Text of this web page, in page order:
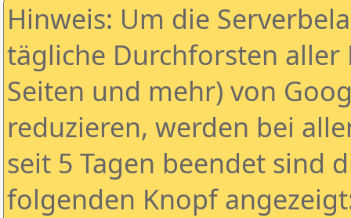
Hinweis: Um die
tägliche Durchforsten aller
Seiten und mehr) von
reduzieren, werden bei
seit 5 Tagen beendet sind
folgenden Knopf